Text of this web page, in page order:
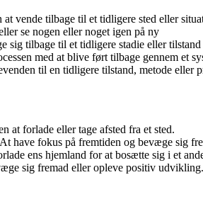
at vende tilbage til et tidligere sted eller
se nogen eller noget igen på ny
sig tilbage til et tidligere stadie eller tilstand
med at blive ført tilbage gennem et
til en tidligere tilstand, metode eller
at forlade eller tage afsted fra et sted.
At have fokus på fremtiden og bevæge sig
ens hjemland for at bosætte sig i et
sig fremad eller opleve positiv udvikling.